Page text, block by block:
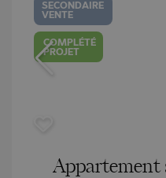
SECONDAIRE
VENTE
COMPLÉTÉ
PROJET
Appartement